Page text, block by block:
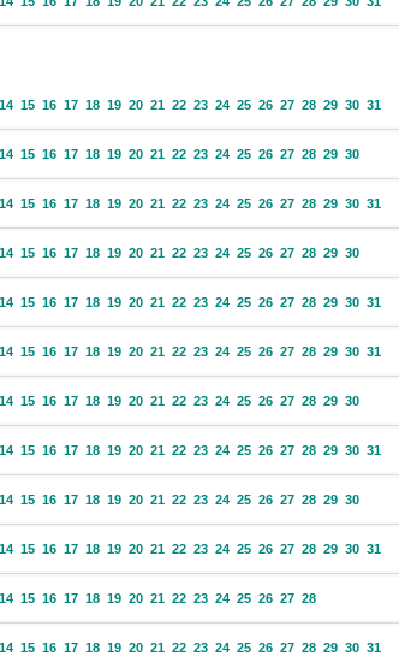
14 15 16 17 18 19 20 21 22 23 24 25 26 27 28 29 30 31
14 15 16 17 18 19 20 21 22 23 24 25 26 27 28 29 30
14 15 16 17 18 19 20 21 22 23 24 25 26 27 28 29 30 31
14 15 16 17 18 19 20 21 22 23 24 25 26 27 28 29 30
14 15 16 17 18 19 20 21 22 23 24 25 26 27 28 29 30 31
14 15 16 17 18 19 20 21 22 23 24 25 26 27 28 29 30 31
14 15 16 17 18 19 20 21 22 23 24 25 26 27 28 29 30
14 15 16 17 18 19 20 21 22 23 24 25 26 27 28 29 30 31
14 15 16 17 18 19 20 21 22 23 24 25 26 27 28 29 30
14 15 16 17 18 19 20 21 22 23 24 25 26 27 28 29 30 31
14 15 16 17 18 19 20 21 22 23 24 25 26 27 28
14 15 16 17 18 19 20 21 22 23 24 25 26 27 28 29 30 31